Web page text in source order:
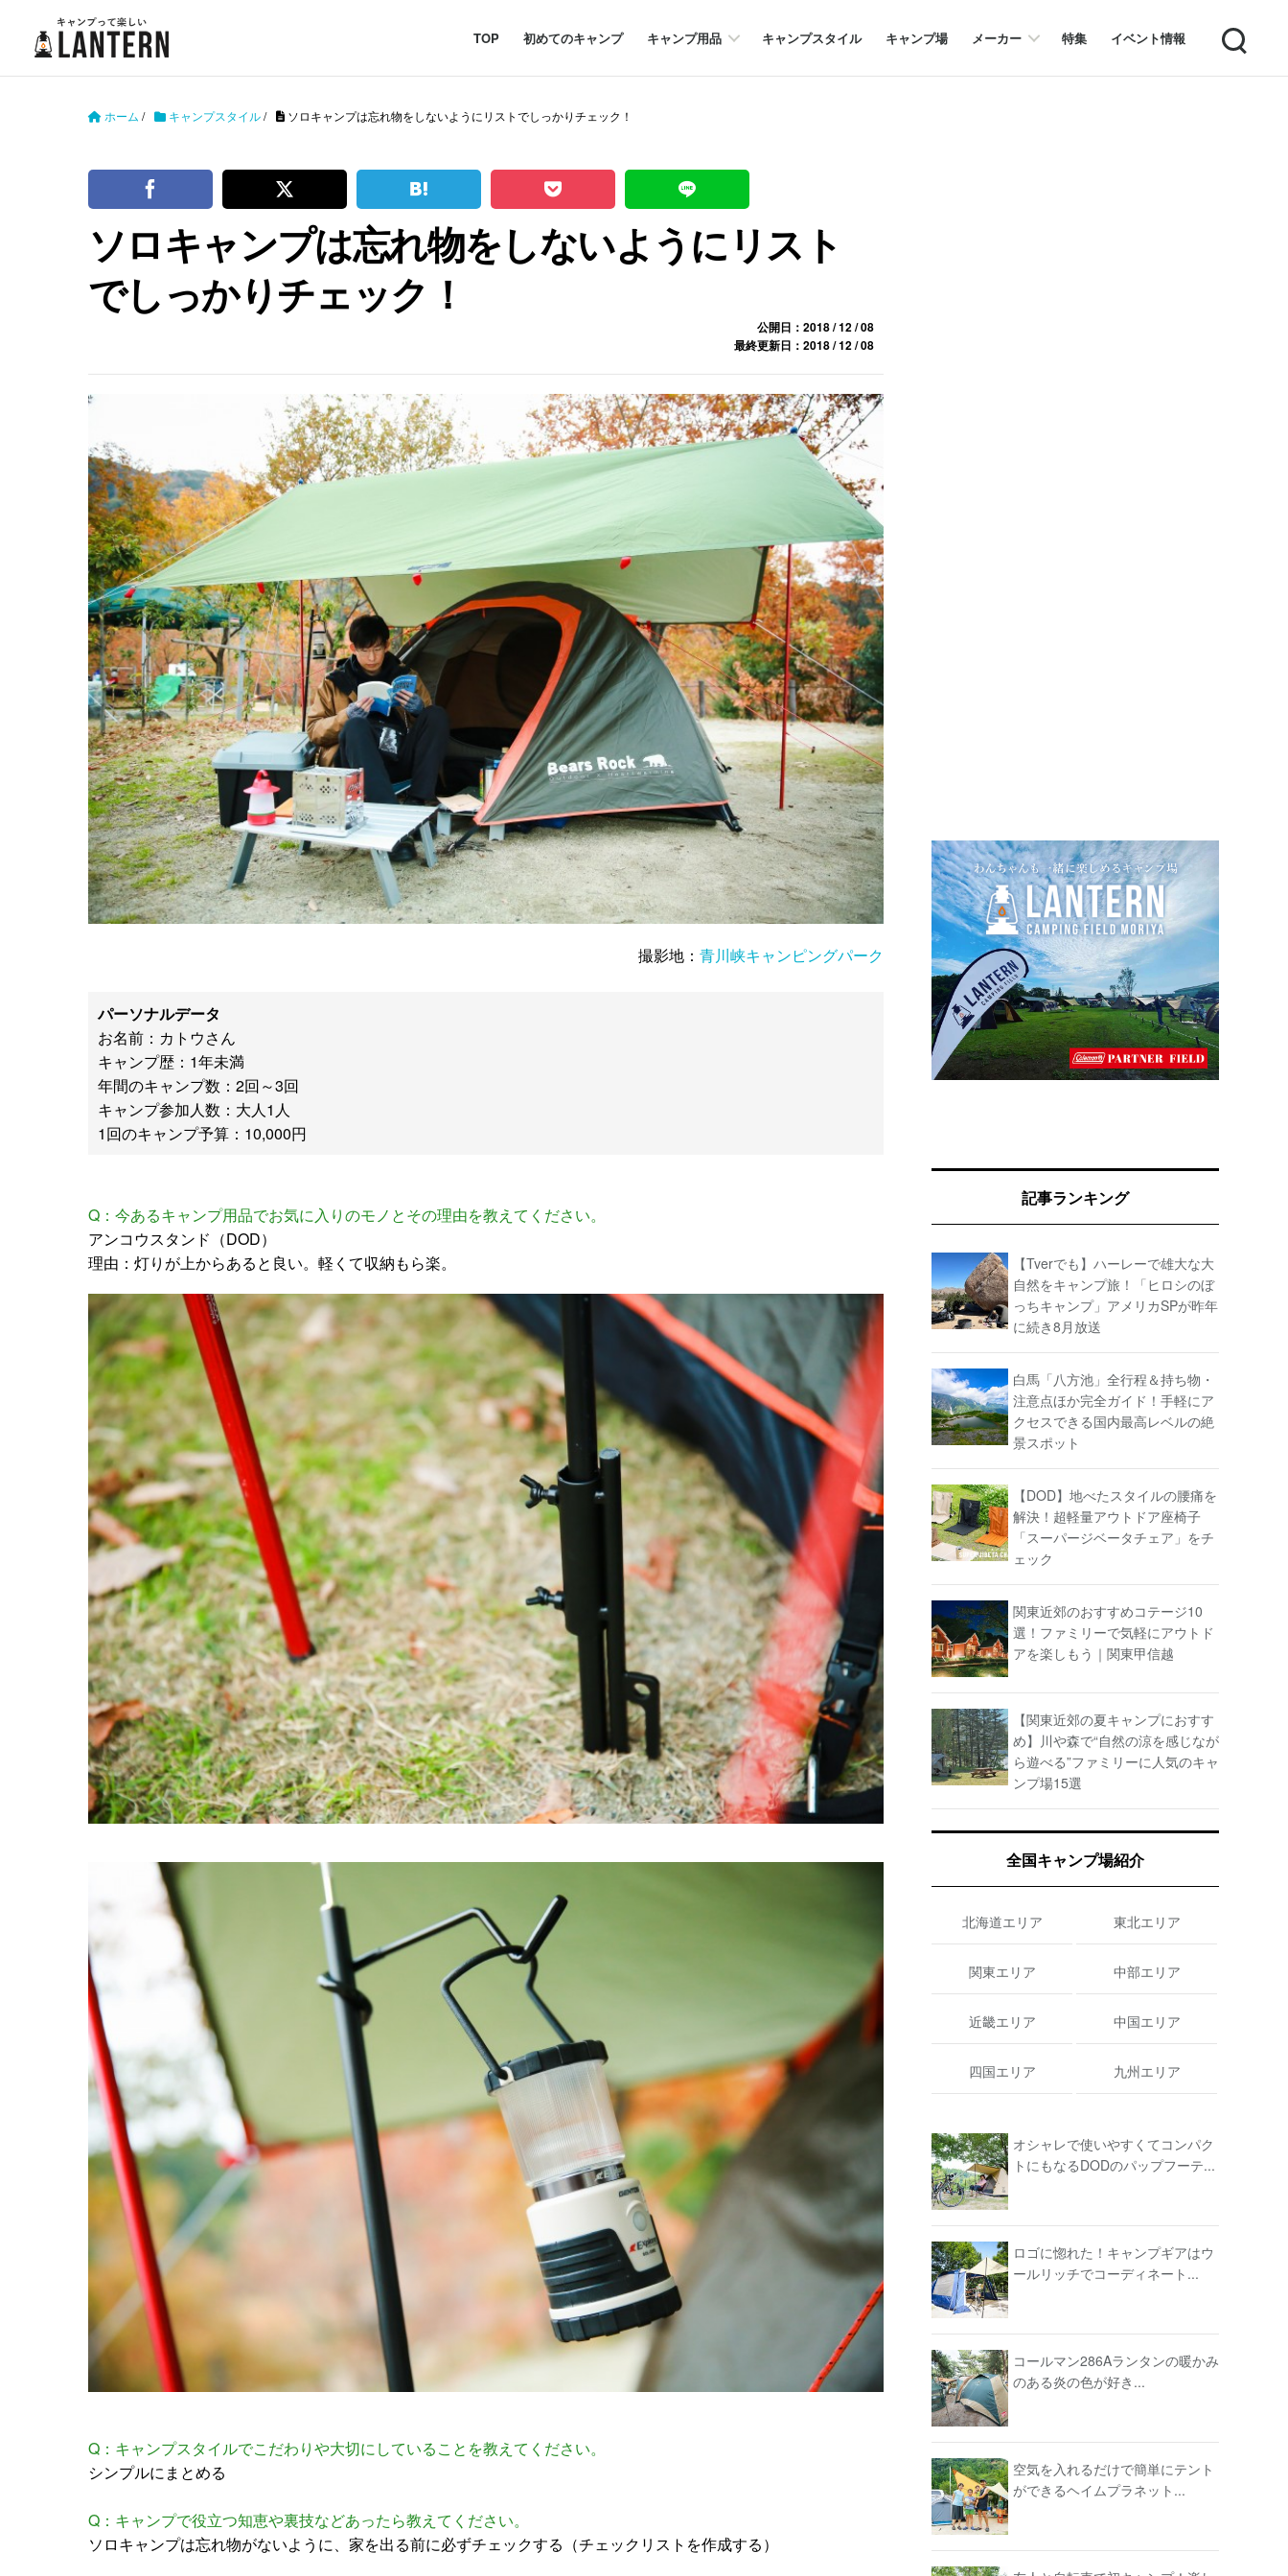
TOP 初めてのキャンプ キャンプ用品 キャンプスタイル キャンプ場 メーカー 特集 イベント情報 Search
ホーム / キャンプスタイル/ ソロキャンプは忘れ物をしないようにリストでしっかりチェック！
ソロキャンプは忘れ物をしないようにリスト
でしっかりチェック！
公開日：2018 / 12 / 08
最終更新日：2018 / 12 / 08
撮影地： 青川峡キャンピングパーク
パーソナルデータ
お名前：カトウさん
キャンプ歴：1年未満
年間のキャンプ数：2回～3回
キャンプ参加人数：大人1人
1回のキャンプ予算：10,000円
Q：今あるキャンプ用品でお気に入りのモノとその理由を教えてください。
アンコウスタンド（DOD）
理由：灯りが上からあると良い。軽くて収納もら楽。
Q：キャンプスタイルでこだわりや大切にしていることを教えてください。
シンプルにまとめる
Q：キャンプで役立つ知恵や裏技などあったら教えてください。
ソロキャンプは忘れ物がないように、家を出る前に必ずチェックする（チェックリストを作成する）
記事ランキング
【Tverでも】ハーレーで雄大な大
自然をキャンプ旅！「ヒロシのぼ
っちキャンプ」アメリカSPが昨年
に続き8月放送
白馬「八方池」全行程＆持ち物・
注意点ほか完全ガイド！手軽にア
クセスできる国内最高レベルの絶
景スポット
【DOD】地べたスタイルの腰痛を
解決！超軽量アウトドア座椅子
「スーパージベータチェア」をチ
ェック
関東近郊のおすすめコテージ10
選！ファミリーで気軽にアウトド
アを楽しもう｜関東甲信越
【関東近郊の夏キャンプにおすす
め】川や森で“自然の涼を感じなが
ら遊べる”ファミリーに人気のキャ
ンプ場15選
全国キャンプ場紹介
北海道エリア 東北エリア
関東エリア 中部エリア
近畿エリア 中国エリア
四国エリア 九州エリア
オシャレで使いやすくてコンパク
トにもなるDODのパップフーテ...
ロゴに惚れた！キャンプギアはウ
ールリッチでコーディネート...
コールマン286Aランタンの暖かみ
のある炎の色が好き...
空気を入れるだけで簡単にテント
ができるヘイムプラネット...